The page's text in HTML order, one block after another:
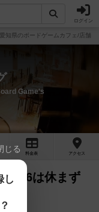
ログイン
愛知県のボードゲームカフェ/店舗
Game's
料金 表 アクセス
～5/6は休まず
じる
し